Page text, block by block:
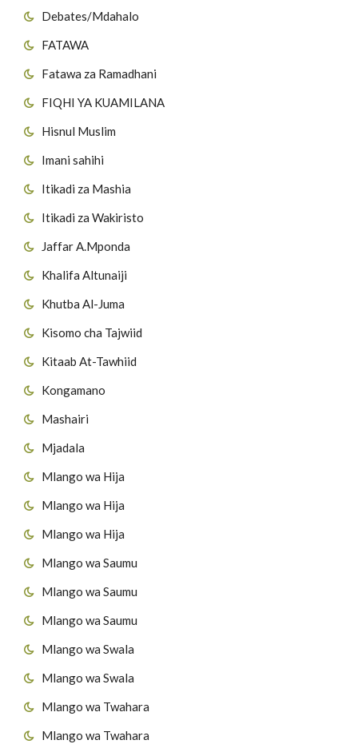
Debates/Mdahalo
FATAWA
Fatawa za Ramadhani
FIQHI YA KUAMILANA
Hisnul Muslim
Imani sahihi
Itikadi za Mashia
Itikadi za Wakiristo
Jaffar A.Mponda
Khalifa Altunaiji
Khutba Al-Juma
Kisomo cha Tajwiid
Kitaab At-Tawhiid
Kongamano
Mashairi
Mjadala
Mlango wa Hija
Mlango wa Hija
Mlango wa Hija
Mlango wa Saumu
Mlango wa Saumu
Mlango wa Saumu
Mlango wa Swala
Mlango wa Swala
Mlango wa Twahara
Mlango wa Twahara